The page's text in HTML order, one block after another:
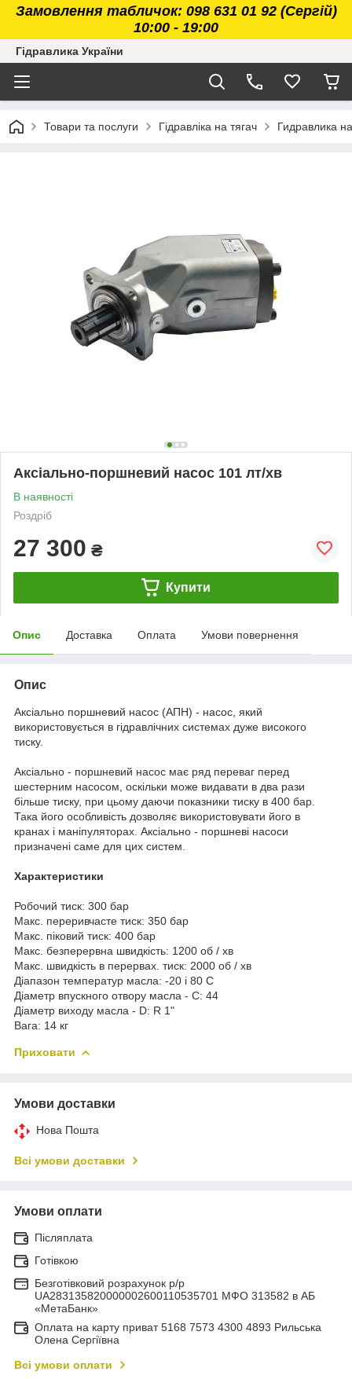
Замовлення табличок: 098 631 01 92 (Сергій)
10:00 - 19:00
Гідравлика України
Товари та послуги Гідравліка на тягач Гидравлика
Аксіально-поршневий насос 101 лт/хв
В наявності
Роздріб
27 300 ₴
Купити
Опис Доставка Оплата Умови повернення
Опис
Аксіально поршневий насос (АПН) - насос, який
використовується в гідравлічних системах дуже високого
тиску.
Аксіально - поршневий насос має ряд переваг перед
шестерним насосом, оскільки може видавати в два рази
більше тиску, при цьому даючи показники тиску в 400 бар.
Така його особливість дозволяє використовувати його в
кранах і маніпуляторах. Аксіально - поршневі насоси
призначені саме для цих систем.
Характеристики
Робочий тиск: 300 бар
Макс. переривчасте тиск: 350 бар
Макс. піковий тиск: 400 бар
Макс. безперервна швидкість: 1200 об / хв
Макс. швидкість в перервах. тиск: 2000 об / хв
Діапазон температур масла: -20 і 80 С
Діаметр впускного отвору масла - C: 44
Діаметр виходу масла - D: R 1"
Вага: 14 кг
Приховати
Умови доставки
Нова Пошта
Всі умови доставки
Умови оплати
Післяплата
Готівкою
Безготівковий розрахунок р/р
UA283135820000002600110535701 МФО 313582 в АБ
«МетаБанк»
Оплата на карту приват 5168 7573 4300 4893 Рильська
Олена Сергіївна
Всі умови оплати